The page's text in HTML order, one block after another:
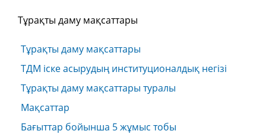
Тұрақты даму мақсаттары
Тұрақты даму мақсаттары
ТДМ іске асырудың институционалдық негізі
Тұрақты даму мақсаттары туралы
Мақсаттар
Бағыттар бойынша 5 жұмыс тобы